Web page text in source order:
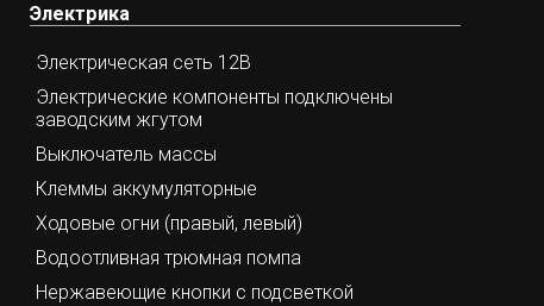
Электрика
Электрическая сеть 12В
Электрические компоненты подключены
заводским жгутом
Выключатель массы
Клеммы аккумуляторные
Ходовые огни (правый, левый)
Водоотливная трюмная помпа
Нержавеющие кнопки с подсветкой